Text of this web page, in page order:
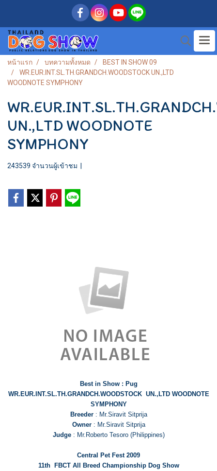
หน้าแรก บทความทั้งหมด
BEST IN SHOW 09
WR.EUR.INT.SL.TH.GRANDCH.WOODSTOCK UN.,LTD
WOODNOTE SYMPHONY
UN.,LTD WOODNOTE
SYMPHONY
243539 จำนวนผู้เข้าชม
Best in Show : Pug
WR.EUR.INT.SL.TH.GRANDCH.WOODSTOCK UN.,LTD WOODNOTE
SYMPHONY
Breeder: Mr.Siravit Sitprija
Owner : Mr.Siravit Sitprija
Judge : Mr.Roberto Tesoro (Philippines)
Central Pet Fest 2009
11th FBCT All Breed Championship Dog Show